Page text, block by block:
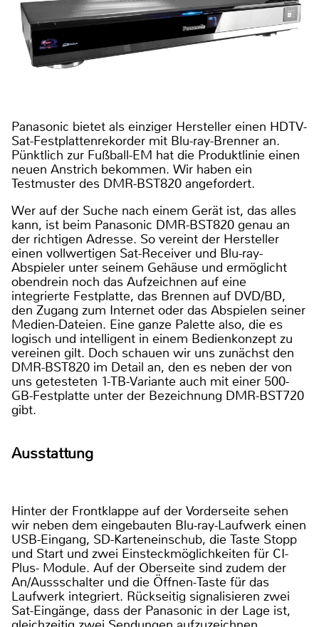
Panasonic bietet als einziger Hersteller einen HDTV-
Sat-Festplattenrekorder mit Blu-ray-Brenner an.
Pünktlich zur Fußball-EM hat die Produktlinie einen
neuen Anstrich bekommen. Wir haben ein
Testmuster des DMR-BST820 angefordert.
Wer auf der Suche nach einem Gerät ist, das alles
kann, ist beim Panasonic DMR-BST820 genau an
der richtigen Adresse. So vereint der Hersteller
einen vollwertigen Sat-Receiver und Blu-ray-
Abspieler unter seinem Gehäuse und ermöglicht
obendrein noch das Aufzeichnen auf eine
integrierte Festplatte, das Brennen auf DVD/BD,
den Zugang zum Internet oder das Abspielen seiner
Medien-Dateien. Eine ganze Palette also, die es
logisch und intelligent in einem Bedienkonzept zu
vereinen gilt. Doch schauen wir uns zunächst den
DMR-BST820 im Detail an, den es neben der von
uns getesteten 1-TB-Variante auch mit einer 500-
GB-Festplatte unter der Bezeichnung DMR-BST720
gibt.
Ausstattung
Hinter der Frontklappe auf der Vorderseite sehen
wir neben dem eingebauten Blu-ray-Laufwerk einen
USB-Eingang, SD-Karteneinschub, die Taste Stopp
und Start und zwei Einsteckmöglichkeiten für CI-
Plus- Module. Auf der Oberseite sind zudem der
An/Aussschalter und die Öffnen-Taste für das
Laufwerk integriert. Rückseitig signalisieren zwei
Sat-Eingänge, dass der Panasonic in der Lage ist,